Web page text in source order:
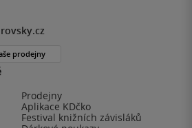
Prodejny
Aplikace KDčko
Festival knižních závisláků
prodejny